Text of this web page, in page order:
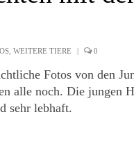
WEITERE TIERE | 0
Fotos von den
alle noch. Die jungen
sehr lebhaft.